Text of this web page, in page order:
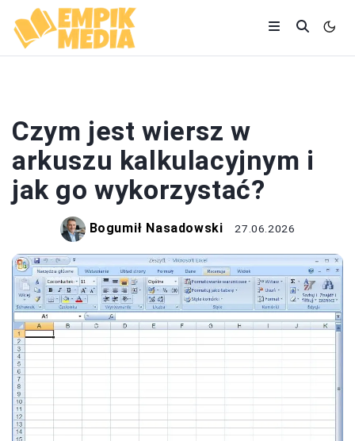
Czym jest wiersz w
arkuszu kalkulacyjnym i
jak go wykorzystać?
Bogumił Nasadowski 27.06.2026